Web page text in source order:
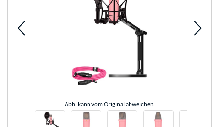
Abb. kann vom Original abweichen.